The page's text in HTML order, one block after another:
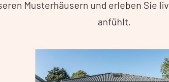
Musterhäusern und erleben Sie
anfühlt.